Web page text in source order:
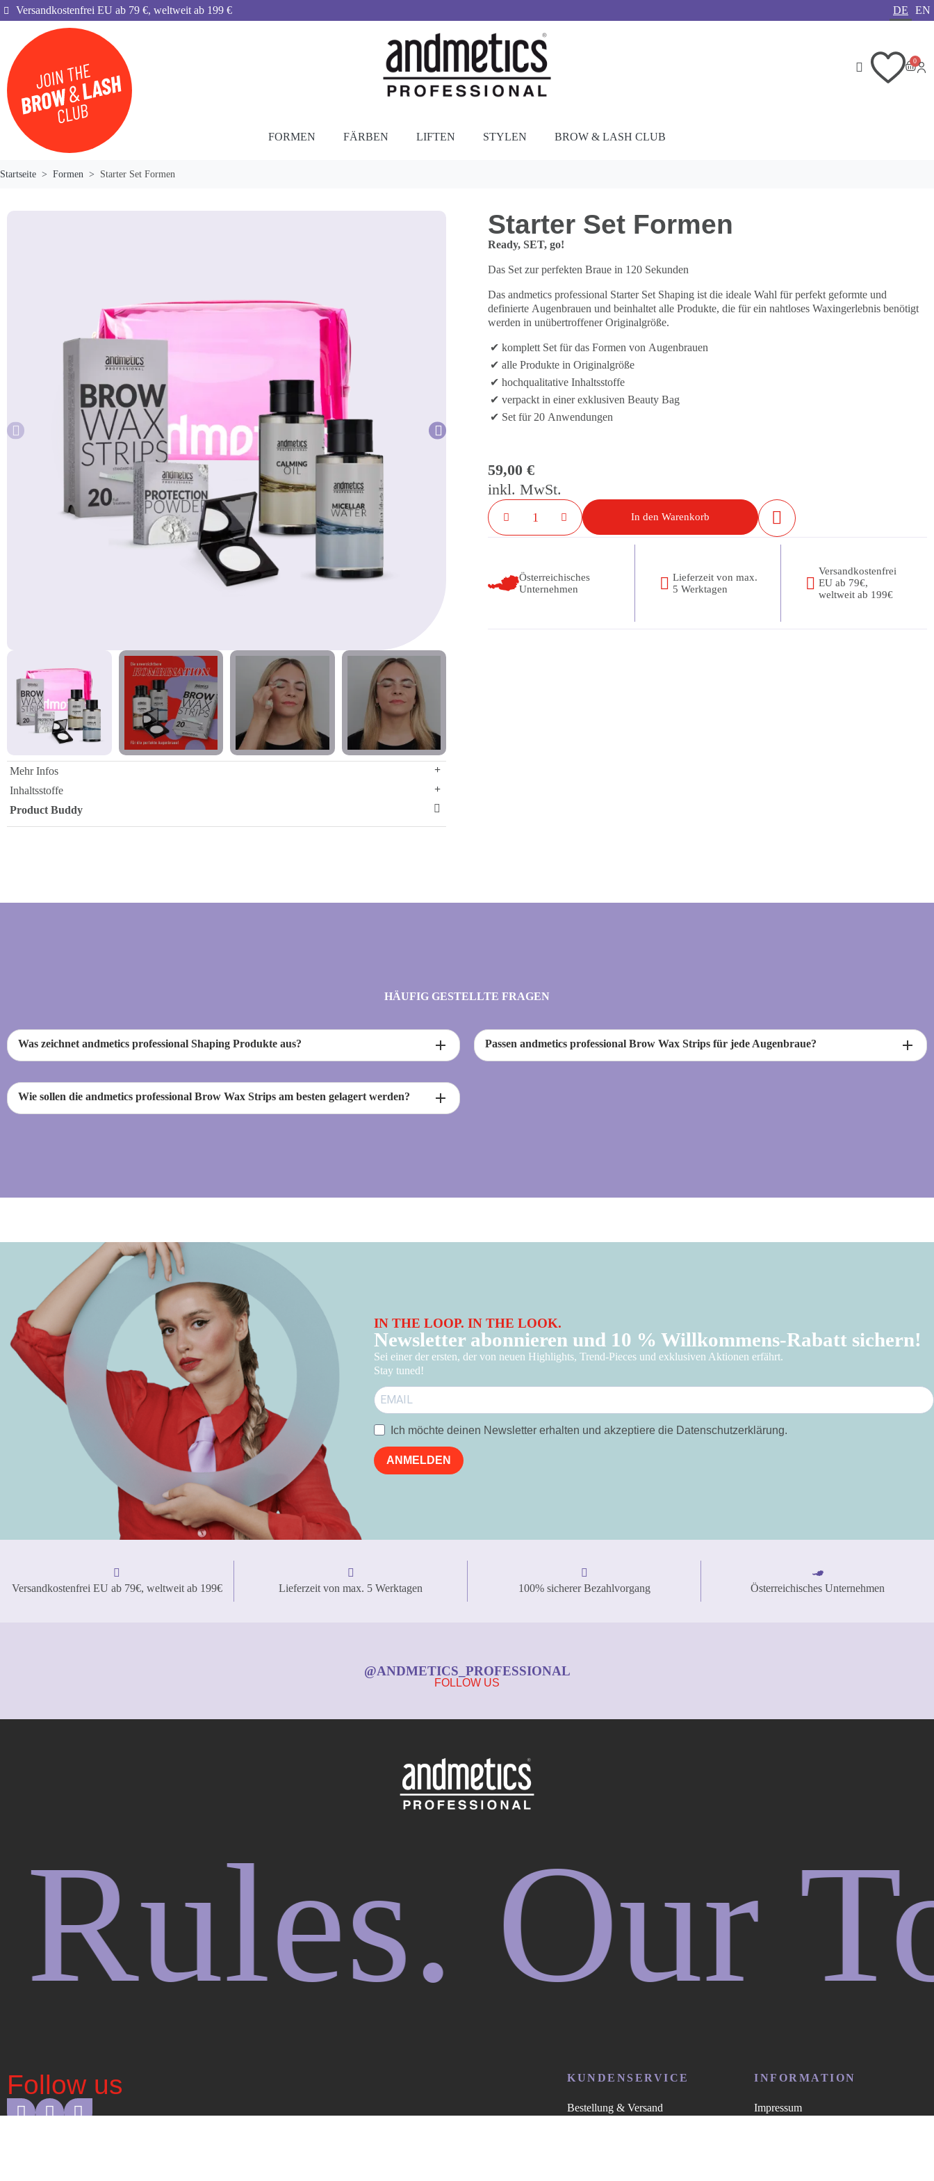
Versandkostenfrei EU ab 79 €, weltweit ab 199 € DE EN
FORMEN FÄRBEN LIFTEN STYLEN BROW & LASH CLUB
Startseite Formen Starter Set Formen
Mehr Infos
Inhaltsstoffe
Product Buddy
Starter Set Formen
Ready, SET, go!
Das Set zur perfekten Braue in 120 Sekunden
Das andmetics professional Starter Set Shaping ist die ideale Wahl für perfekt geformte und
definierte Augenbrauen und beinhaltet alle Produkte, die für ein nahtloses Waxingerlebnis benötigt
werden in unübertroffener Originalgröße.
komplett Set für das Formen von Augenbrauen
alle Produkte in Originalgröße
hochqualitative Inhaltsstoffe
verpackt in einer exklusiven Beauty Bag
Set für 20 Anwendungen
59,00 €
inkl. MwSt.
In den Warenkorb
Österreichisches
Unternehmen
Lieferzeit von max.
5 Werktagen
Versandkostenfrei
EU ab 79€,
weltweit ab 199€
HÄUFIG GESTELLTE FRAGEN
Was zeichnet andmetics professional Shaping Produkte aus? add Passen andmetics professional Brow Wax Strips für jede Augenbraue? add
Wie sollen die andmetics professional Brow Wax Strips am besten gelagert werden? add
IN THE LOOP. IN THE LOOK.
Newsletter abonnieren und 10 % Willkommens-Rabatt sichern!
Sei einer der ersten, der von neuen Highlights, Trend-Pieces und exklusiven Aktionen erfährt.
Stay tuned!
Ich möchte deinen Newsletter erhalten und akzeptiere die Datenschutzerklärung.
ANMELDEN
Versandkostenfrei EU ab 79€, weltweit ab 199€ Lieferzeit von max. 5 Werktagen 100% sicherer Bezahlvorgang Österreichisches Unternehmen
@ANDMETICS_PROFESSIONAL
FOLLOW US
Our
Follow us KUNDENSERVICE
Bestellung & Versand
INFORMATION
Impressum